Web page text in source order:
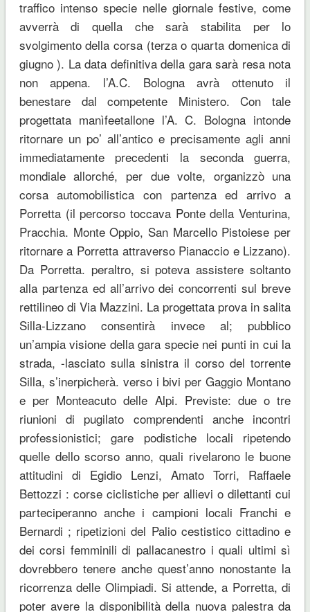
traffico intenso specie nelle giornale festive, come
avverrà di quella che sarà stabilita per lo
svolgimento della corsa (terza o quarta domenica di
giugno ). La data definitiva della gara sarà resa nota
non appena. l’A.C. Bologna avrà ottenuto il
benestare dal competente Ministero. Con tale
progettata manìfeetallone l’A. C. Bologna intonde
ritornare un po’ all’antico e precisamente agli anni
immediatamente precedenti la seconda guerra,
mondiale allorché, per due volte, organizzò una
corsa automobilistica con partenza ed arrivo a
Porretta (il percorso toccava Ponte della Venturina,
Pracchia. Monte Oppio, San Marcello Pistoiese per
ritornare a Porretta attraverso Pianaccio e Lizzano).
Da Porretta. peraltro, si poteva assistere soltanto
alla partenza ed all’arrivo dei concorrenti sul breve
rettilineo di Via Mazzini. La progettata prova in salita
Silla-Lizzano consentirà invece al; pubblico
un’ampia visione della gara specie nei punti in cui la
strada, -lasciato sulla sinistra il corso del torrente
Silla, s’inerpicherà. verso i bivi per Gaggio Montano
e per Monteacuto delle Alpi. Previste: due o tre
riunioni di pugilato comprendenti anche incontri
professionistici; gare podistiche locali ripetendo
quelle dello scorso anno, quali rivelarono le buone
attitudini di Egidio Lenzi, Amato Torri, Raffaele
Bettozzi : corse ciclistiche per allievi o dilettanti cui
parteciperanno anche i campioni locali Franchi e
Bernardi ; ripetizioni del Palio cestistico cittadino e
dei corsi femminili di pallacanestro i quali ultimi sì
dovrebbero tenere anche quest’anno nonostante la
ricorrenza delle Olimpiadi. Si attende, a Porretta, di
poter avere la disponibilità della nuova palestra da